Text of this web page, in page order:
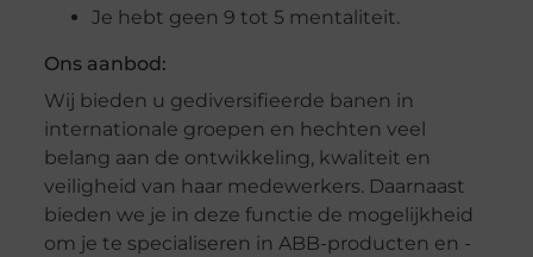
Je hebt geen 9 tot 5 mentaliteit.
Ons aanbod:
Wij bieden u gediversifieerde banen in
internationale groepen en hechten veel
belang aan de ontwikkeling, kwaliteit en
veiligheid van haar medewerkers. Daarnaast
bieden we je in deze functie de mogelijkheid
om je te specialiseren in ABB-producten en -